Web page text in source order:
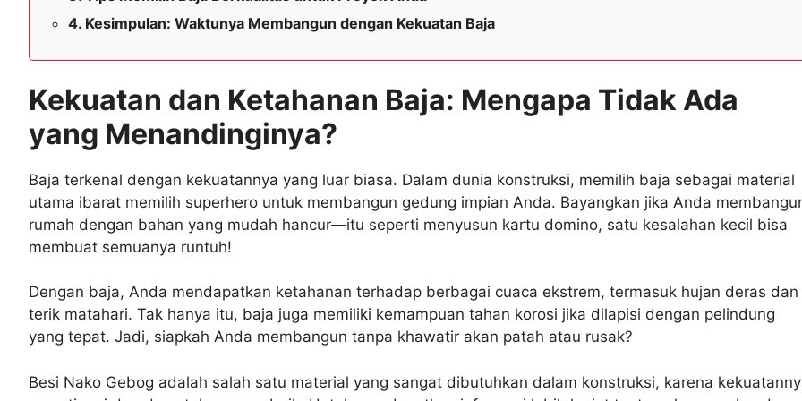
Kesimpulan: Waktunya Membangun dengan Kekuatan Baja
Kekuatan dan Ketahanan Baja: Mengapa Tidak Ada
yang Menandinginya?
Baja terkenal dengan kekuatannya yang luar biasa. Dalam dunia konstruksi, memilih baja sebagai material
utama ibarat memilih superhero untuk membangun gedung impian Anda. Bayangkan jika Anda
rumah dengan bahan yang mudah hancur—itu seperti menyusun kartu domino, satu kesalahan kecil bisa
membuat semuanya runtuh!
Dengan baja, Anda mendapatkan ketahanan terhadap berbagai cuaca ekstrem, termasuk hujan deras dan
terik matahari. Tak hanya itu, baja juga memiliki kemampuan tahan korosi jika dilapisi dengan pelindung
yang tepat. Jadi, siapkah Anda membangun tanpa khawatir akan patah atau rusak?
Besi Nako Gebog adalah salah satu material yang sangat dibutuhkan dalam konstruksi, karena